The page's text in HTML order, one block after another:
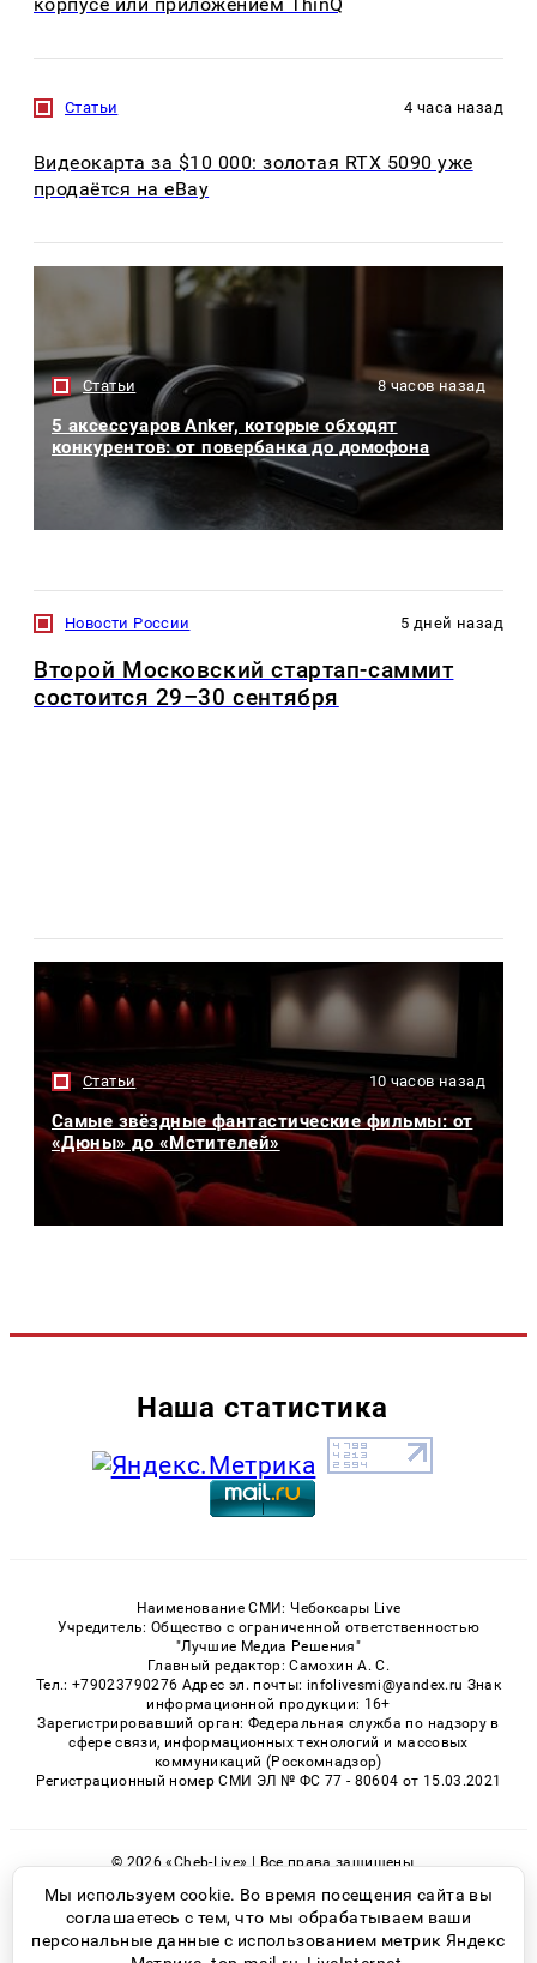
Статьи 4 часа назад
Видеокарта за $10 000: золотая RTX 5090 уже
продаётся на eBay
Статьи 8 часов назад
5 аксессуаров Anker, которые обходят
конкурентов: от повербанка до домофона
Новости России 5 дней назад
Второй Московский стартап-саммит
состоится 29–30 сентября
Статьи 10 часов назад
Самые звёздные фантастические фильмы: от
«Дюны» до «Мстителей»
Наша статистика
Наименование СМИ: Чебоксары Live
Учредитель: Общество с ограниченной ответственностью
"Лучшие Медиа Решения"
Главный редактор: Самохин А. С.
Тел.: +79023790276 Адрес эл. почты: infolivesmi@yandex.ru Знак
информационной продукции: 16+
Зарегистрировавший орган: Федеральная служба по надзору в
сфере связи, информационных технологий и массовых
коммуникаций (Роскомнадзор)
Регистрационный номер СМИ ЭЛ № ФС 77 - 80604 от 15.03.2021
© 2026 «Cheb-Live» | Все права защищены
Возрастная категория сайта 16+
Политика конфиденциальности
Мы используем cookie. Во время посещения сайта вы
соглашаетесь с тем, что мы обрабатываем ваши
персональные данные с использованием метрик Яндекс